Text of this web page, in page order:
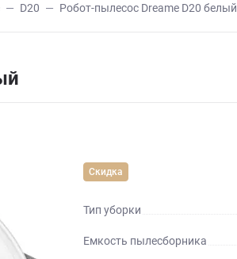
D20 Робот-пылесос Dreame D20 белый
Скидка
Тип уборки
Емкость пылесборника